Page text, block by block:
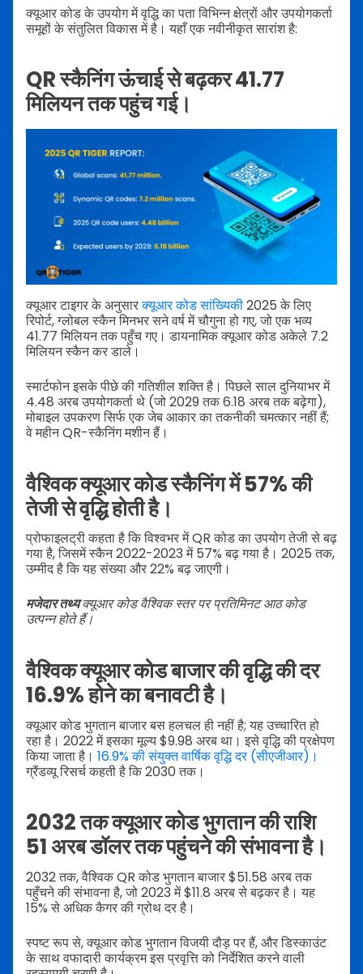
क्यूआर कोड के उपयोग में वृद्धि का पता विभिन्न क्षेत्रों और उपयोगकर्ता
समूहों के संतुलित विकास में है। यहाँ एक नवीनीकृत सारांश है:
QR स्कैनिंग ऊंचाई से बढ़कर 41.77
मिलियन तक पहुंच गई।
क्यूआर टाइगर के अनुसारक्यूआर कोड सांख्यिकी2025 के लिए
रिपोर्ट, ग्लोबल स्कैन मिनभर सने वर्ष में चौगुना हो गए, जो एक भव्य
41.77 मिलियन तक पहुँच गए। डायनामिक क्यूआर कोड अकेले 7.2
मिलियन स्कैन कर डाले।
स्मार्टफोन इसके पीछे की गतिशील शक्ति है। पिछले साल दुनियाभर में
4.48 अरब उपयोगकर्ता थे (जो 2029 तक 6.18 अरब तक बढ़ेगा),
मोबाइल उपकरण सिर्फ एक जेब आकार का तकनीकी चमत्कार नहीं हैं;
वे महीन QR-स्कैनिंग मशीन हैं।
वैश्विक क्यूआर कोड स्कैनिंग में 57% की
तेजी से वृद्धि होती है।
प्रोफाइलट्री कहता है कि विश्वभर में QR कोड का उपयोग तेजी से बढ़
गया है, जिसमें स्कैन 2022-2023 में 57% बढ़ गया है। 2025 तक,
उम्मीद है कि यह संख्या और 22% बढ़ जाएगी।
मजेदार तथ्यक्यूआर कोड वैश्विक स्तर पर प्रतिमिनट आठ कोड
उत्पन्न होते हैं।
वैश्विक क्यूआर कोड बाजार की वृद्धि की दर
16.9% होने का बनावटी है।
क्यूआर कोड भुगतान बाजार बस हलचल ही नहीं है; यह उच्चारित हो
रहा है। 2022 में इसका मूल्य $9.98 अरब था। इसे वृद्धि की प्रक्षेपण
किया जाता है। 16.9% की संयुक्त वार्षिक वृद्धि दर (सीएजीआर)।
ग्रैंडव्यू रिसर्च कहती है कि 2030 तक।
2032 तक क्यूआर कोड भुगतान की राशि
51 अरब डॉलर तक पहुंचने की संभावना है।
2032 तक, वैश्विक QR कोड भुगतान बाजार $51.58 अरब तक
पहुँचने की संभावना है, जो 2023 में $11.8 अरब से बढ़कर है। यह
15% से अधिक कैगर की ग्रोथ दर है।
स्पष्ट रूप से, क्यूआर कोड भुगतान विजयी दौड़ पर हैं, और डिस्काउंट
के साथ वफादारी कार्यक्रम इस प्रवृत्ति को निर्देशित करने वाली